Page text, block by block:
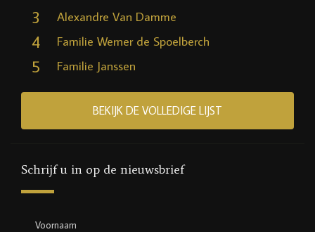
3 Alexandre Van Damme
4 Familie Werner de Spoelberch
5 Familie Janssen
BEKIJK DE VOLLEDIGE LIJST
Schrijf u in op de nieuwsbrief
Voornaam